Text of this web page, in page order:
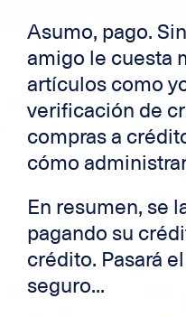
Asumo, pago.
amigo le cuesta
artículos como
verificación de
compras a
cómo
En resumen, se
pagando su
crédito. Pasará
seguro...